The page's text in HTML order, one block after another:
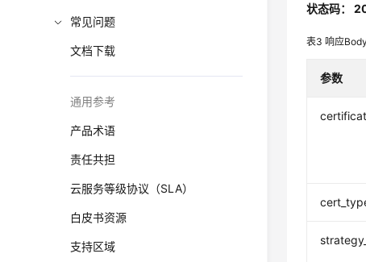
常见问题
文档下载
通用参考
产品术语
责任共担
云服务等级协议（SLA）
白皮书资源
支持区域
状态码：
表3响应
参数